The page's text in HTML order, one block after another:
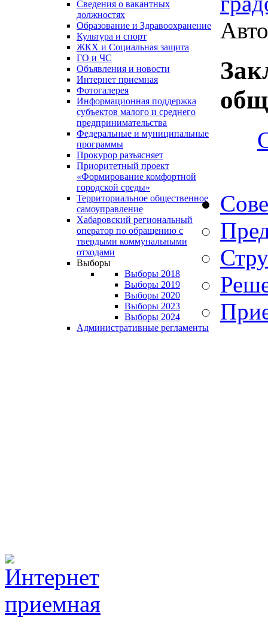
Сведения о вакантных
должностях
Образование и Здравоохранение
Культура и спорт
ЖКХ и Социальная защита
ГО и ЧС
Объявления и новости
Интернет приемная
Фотогалерея
Информационная поддержка
субъектов малого и среднего
предпринимательства
Федеральные и муниципальные
программы
Прокурор разъясняет
Приоритетный проект
«Формирование комфортной
городской среды»
Территориальное общественное
самоуправление
Хабаровский региональный
оператор по обращению с
твердыми коммунальными
отходами
Выборы
Выборы 2018
Выборы 2019
Выборы 2020
Выборы 2023
Выборы 2024
Административные регламенты